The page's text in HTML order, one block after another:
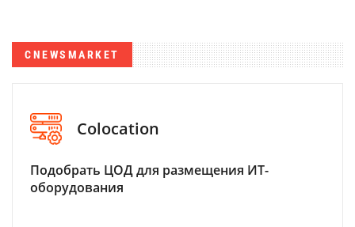
CNEWSMARKET
Colocation
Подобрать ЦОД для размещения ИТ-
оборудования